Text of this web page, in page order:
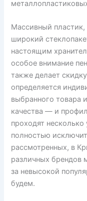
Массивный пластик,
широкий
настоящим
особое внимание
также делает
определяется
выбранного товара
качества — и
проходят
полностью
рассмотренных, в
различных брендов
за невысокой
будем.